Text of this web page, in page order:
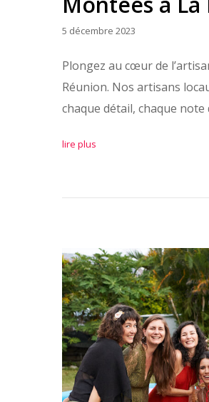
5 décembre 2023
Plongez au cœur de
Réunion. Nos artisans
chaque détail, chaque
lire plus